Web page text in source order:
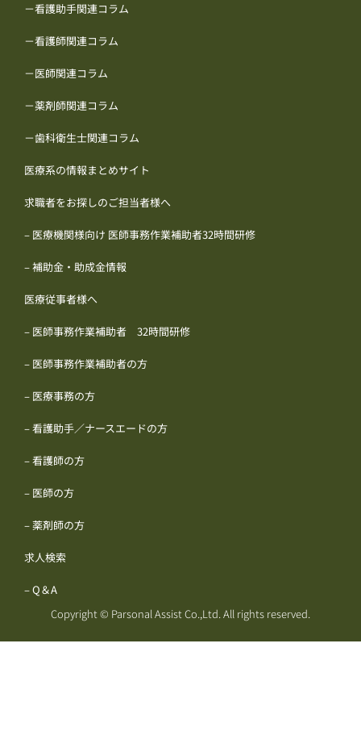
－看護助手関連コラム
－看護師関連コラム
－医師関連コラム
－薬剤師関連コラム
－歯科衛生士関連コラム
医療系の情報まとめサイト
求職者をお探しのご担当者様へ
– 医療機関様向け 医師事務作業補助者32時間研修
– 補助金・助成金情報
医療従事者様へ
– 医師事務作業補助者 32時間研修
– 医師事務作業補助者の方
– 医療事務の方
– 看護助手／ナースエードの方
– 看護師の方
– 医師の方
– 薬剤師の方
求人検索
– Q＆A
Copyright © Parsonal Assist Co.,Ltd. All rights reserved.